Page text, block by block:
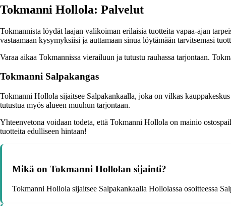
Tokmanni Hollola: Palvelut
Tokmannista löydät laajan valikoiman erilaisia tuotteita vapaa-ajan
vastaamaan kysymyksiisi ja auttamaan sinua löytämään tarvitsemasi
Varaa aikaa Tokmannissa vierailuun ja tutustu rauhassa tarjontaan.
Tokmanni Salpakangas
Tokmanni Hollola sijaitsee Salpakankaalla, joka on vilkas
tutustua myös alueen muuhun tarjontaan.
Yhteenvetona voidaan todeta, että Tokmanni Hollola on mainio
tuotteita edulliseen hintaan!
Mikä on Tokmanni Hollolan sijainti?
Tokmanni Hollola sijaitsee Salpakankaalla Hollolassa osoitteessa